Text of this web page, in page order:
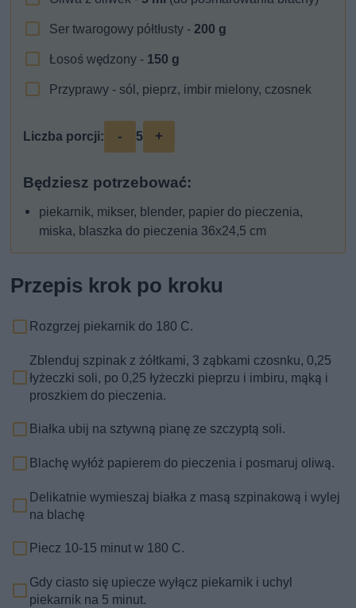
Ser twarogowy półtłusty -200 g
Łosoś wędzony - 150 g
Przyprawy - sól, pieprz, imbir mielony, czosnek
Liczba porcji: - 5 +
Będziesz potrzebować:
piekarnik, mikser, blender, papier do pieczenia,
miska, blaszka do pieczenia 36x24,5 cm
Przepis krok po kroku
Rozgrzej piekarnik do 180 C.
Zblenduj szpinak z żółtkami, 3 ząbkami czosnku, 0,25
łyżeczki soli, po 0,25 łyżeczki pieprzu i imbiru, mąką i
proszkiem do pieczenia.
Białka ubij na sztywną pianę ze szczyptą soli.
Blachę wyłóż papierem do pieczenia i posmaruj oliwą.
Delikatnie wymieszaj białka z masą szpinakową i wylej
na blachę
Piecz 10-15 minut w 180 C.
Gdy ciasto się upiecze wyłącz piekarnik i uchyl
piekarnik na 5 minut.